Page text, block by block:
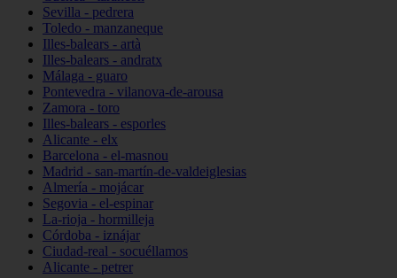
Sevilla - pedrera
Toledo - manzaneque
Illes-balears - artà
Illes-balears - andratx
Málaga - guaro
Pontevedra - vilanova-de-arousa
Zamora - toro
Illes-balears - esporles
Alicante - elx
Barcelona - el-masnou
Madrid - san-martín-de-valdeiglesias
Almería - mojácar
Segovia - el-espinar
La-rioja - hormilleja
Córdoba - iznájar
Ciudad-real - socuéllamos
Alicante - petrer